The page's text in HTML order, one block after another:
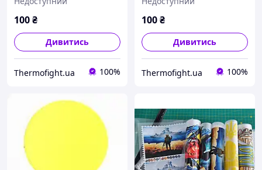
найкраща ціна
100₴
Дивитись
Thermofight.ua 100%
ціни
100₴
Дивитись
Thermofight.ua 100%